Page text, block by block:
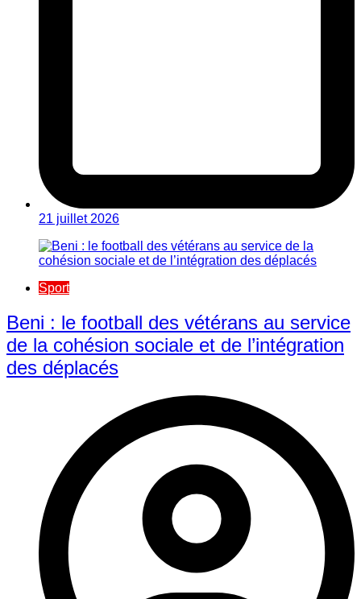
21 juillet 2026
Sport
Beni : le football des vétérans au service
de la cohésion sociale et de l’intégration
des déplacés​